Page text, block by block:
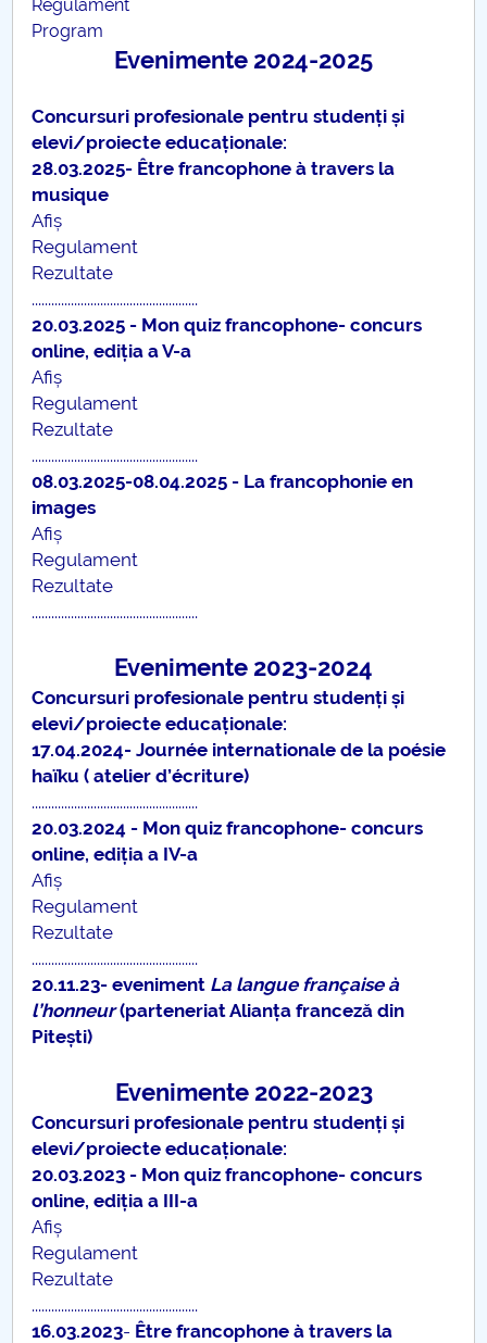
Regulament
Program
Evenimente 2024-2025
Concursuri profesionale pentru studenți și
elevi/proiecte educaționale:
28.03.2025- Être francophone à travers la
musique
Afiș
Regulament
Rezultate
...................................................
20.03.2025 - Mon quiz francophone- concurs
online, ediția a V-a
Afiș
Regulament
Rezultate
...................................................
08.03.2025-08.04.2025 - La francophonie en
images
Afiș
Regulament
Rezultate
...................................................
Evenimente 2023-2024
Concursuri profesionale pentru studenți și
elevi/proiecte educaționale:
17.04.2024- Journée internationale de la poésie
haïku ( atelier d’écriture)
...................................................
20.03.2024 - Mon quiz francophone- concurs
online, ediția a IV-a
Afiș
Regulament
Rezultate
...................................................
20.11.23- eveniment La langue française à
l’honneur(parteneriat Alianța franceză din
Pitești)
Evenimente 2022-2023
Concursuri profesionale pentru studenți și
elevi/proiecte educaționale:
20.03.2023 - Mon quiz francophone- concurs
online, ediția a III-a
Afiș
Regulament
Rezultate
...................................................
16.03.2023- Être francophone à travers la